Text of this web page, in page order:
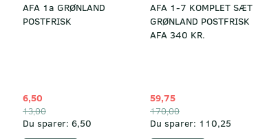
AFA 1a GRØNLAND
POSTFRISK
6,50
13,00
Du sparer: 6,50
AFA 1-7 KOMPLET SÆT
GRØNLAND POSTFRISK
AFA 340 KR.
59,75
170,00
Du sparer: 110,25